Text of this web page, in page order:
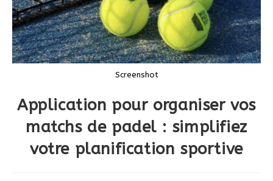
Screenshot
Application pour organiser vos
matchs de padel : simplifiez
votre planification sportive